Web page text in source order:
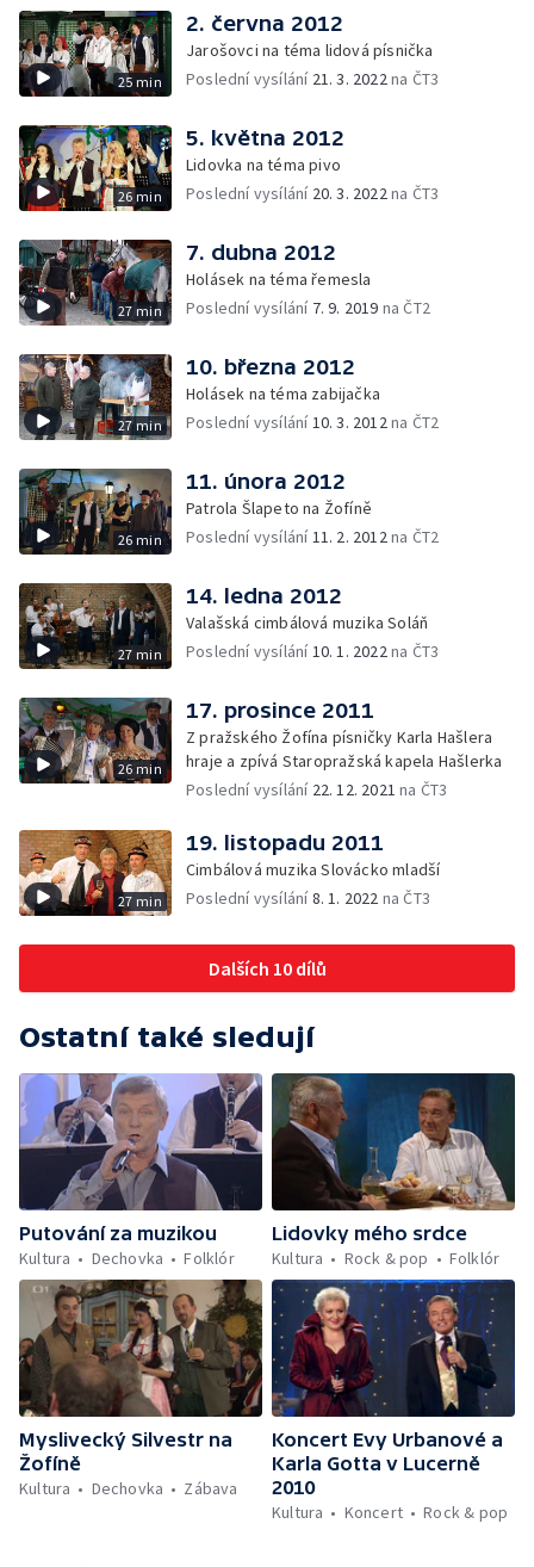
25 min
2. června 2012
Jarošovci na téma lidová písnička
Poslední vysílání 21. 3. 2022na ČT3
26 min
5. května 2012
Lidovka na téma pivo
Poslední vysílání 20. 3. 2022na ČT3
27 min
7. dubna 2012
Holásek na téma řemesla
Poslední vysílání 7. 9. 2019 na ČT2
27 min
10. března 2012
Holásek na téma zabijačka
Poslední vysílání10. 3. 2012na ČT2
26 min
11. února 2012
Patrola Šlapeto na Žofíně
Poslední vysílání11. 2. 2012na ČT2
27 min
14. ledna 2012
Valašská cimbálová muzika Soláň
Poslední vysílání10. 1. 2022na ČT3
26 min
17. prosince 2011
Z pražského Žofína písničky Karla Hašlera
hraje a zpívá Staropražská kapela Hašlerka
Poslední vysílání 22. 12. 2021 na ČT3
27 min
19. listopadu 2011
Cimbálová muzika Slovácko mladší
Poslední vysílání8. 1. 2022 na ČT3
Dalších 10 dílů
Ostatní také sledují
Putování za muzikou
Kultura
Dechovka Folklór
Lidovky mého srdce
Kultura
Rock & pop Folklór
Myslivecký Silvestr na
Žofíně
Kultura
Dechovka Zábava
Koncert Evy Urbanové a
Karla Gotta v Lucerně
2010
Kultura
Koncert Rock & pop